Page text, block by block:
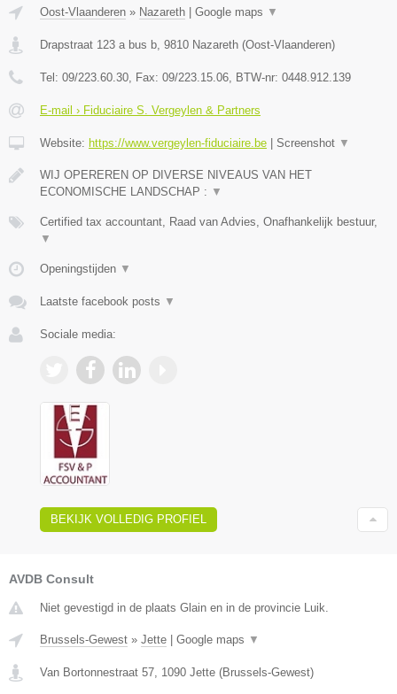
Oost-Vlaanderen » Nazareth Google maps ▼
Drapstraat 123 a bus b, 9810 Nazareth (Oost-Vlaanderen)
Tel: 09/223.60.30, Fax: 09/223.15.06, BTW-nr: 0448.912.139
E-mail › Fiduciaire S. Vergeylen & Partners
Website: https://www.vergeylen-fiduciaire.be Screenshot ▼
WIJ OPEREREN OP DIVERSE NIVEAUS VAN HET
ECONOMISCHE LANDSCHAP : ▼
Certified tax accountant, Raad van Advies, Onafhankelijk bestuur,
▼
Openingstijden ▼
Laatste facebook posts ▼
Sociale media:
BEKIJK VOLLEDIG PROFIEL
AVDB Consult
Niet gevestigd in de plaats Glain en in de provincie Luik.
Brussels-Gewest » Jette | Google maps ▼
Van Bortonnestraat 57 1090 Jette (Brussels-Gewest)